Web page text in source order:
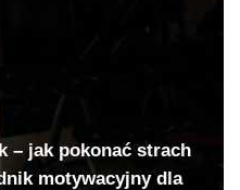
– jak pokonać strach
motywacyjny dla